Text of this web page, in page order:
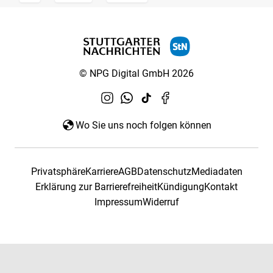
© NPG Digital GmbH 2026
Wo Sie uns noch folgen können
PrivatsphäreKarriereAGBDatenschutzMediadaten
Erklärung zur BarrierefreiheitKündigungKontakt
ImpressumWiderruf